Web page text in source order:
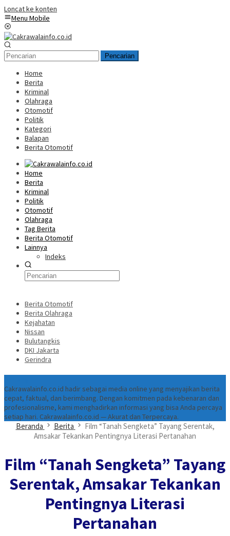
Loncat ke konten
Menu Mobile
Pencarian
Home
Berita
Kriminal
Olahraga
Otomotif
Politik
Kategori
Balapan
Berita Otomotif
Home
Berita
Kriminal
Politik
Otomotif
Olahraga
Tag Berita
Berita Otomotif
Lainnya
Indeks
Berita Otomotif
Berita Olahraga
Kejahatan
Nissan
Bulutangkis
DKI Jakarta
Gerindra
Cakrawalainfo.co.id hadir sebagai media online yang menyajikan berita
cepat, faktual, dan berimbang. Dengan komitmen pada kebenaran dan
profesionalisme, kami menghadirkan informasi yang bisa Anda percaya
setiap hari. Cakrawalainfo.co.id — Akurat dan Terpercaya.
Beranda Berita
Film “Tanah Sengketa” Tayang Serentak,
Amsakar Tekankan Pentingnya Literasi Pertanahan
Film “Tanah Sengketa” Tayang
Serentak, Amsakar Tekankan
Pentingnya Literasi
Pertanahan